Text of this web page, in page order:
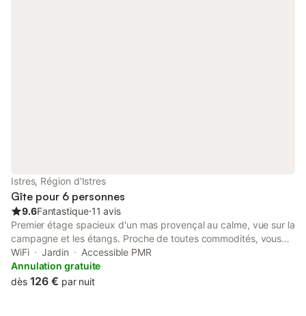
Istres, Région d'Istres
Gîte pour 6 personnes
9.6Fantastique⋅11 avis
Premier étage spacieux d'un mas provençal au calme, vue sur la
campagne et les étangs. Proche de toutes commodités, vous
pourrez rejoindre toutes les grandes villes de Provence en
30mn maximum. Accès direct à toute la zone portuaire de Fos
sur mer de de Port saint louis. Un parking fermé peut accueillir
WiFi Jardin
Accessible PMR
Annulation gratuite
dès 126 € par nuit